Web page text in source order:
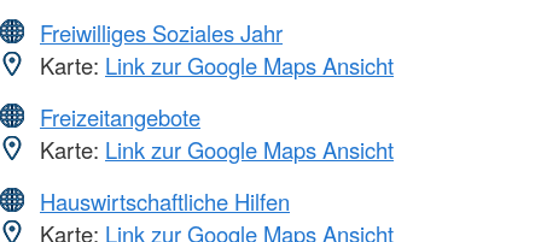
Freiwilliges Soziales Jahr
Karte: Link zur Google Maps Ansicht
Freizeitangebote
Karte: Link zur Google Maps Ansicht
Hauswirtschaftliche Hilfen
Karte: Link zur Google Maps Ansicht